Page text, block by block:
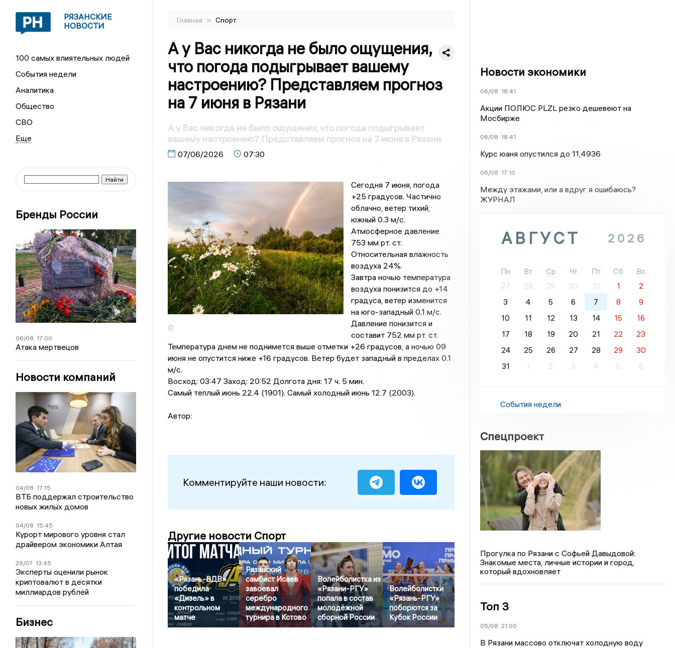
РЯЗАНСКИЕ
НОВОСТИ
100 самых влиятельных людей
События недели
Аналитика
Общество
СВО
Бренды России
06/08 17:00
Атака мертвецов
Новости компаний
04/08 17:15
ВТБ поддержал строительство
новых жилых домов
04/08 15:45
Курорт мирового уровня стал
драйвером экономики Алтая
29/07 13:45
Эксперты оценили рынок
криптовалют в десятки
миллиардов рублей
Бизнес
Главная > Спорт
А у Вас никогда не было ощущения,
что погода подыгрывает вашему
настроению? Представляем прогноз
на 7 июня в Рязани
А у Вас никогда не было ощущения, что погода подыгрывает
вашему настроению? Представляем прогноз на 7 июня в Рязани
07/06/2026 07:30
©
Сегодня 7 июня, погода
+25 градусов. Частично
облачно, ветер тихий,
южный 0.3 м/с.
Атмосферное давление
753 мм рт. ст.
Относительная влажность
воздуха 24%.
Завтра ночью температура
воздуха понизится до +14
градусa, ветер изменится
на юго-западный 0.1 м/с.
Давление понизится и
составит 752 мм рт. ст.
Температура днем не поднимется выше отметки +26 градусов, a ночью 09
июня не опустится ниже +16 градусов. Ветер будет западный в пределах 0.1
м/с.
Восход: 03:47 Заход: 20:52 Долгота дня: 17 ч. 5 мин.
Самый теплый июнь 22.4 (1901). Самый холодный июнь 12.7 (2003).
Автор:
Комментируйте наши новости:
Другие новости Спорт
«Рязань-ВДВ»
победила
«Дизель» в
контрольном
матче
Рязанский
самбист Исаев
завоевал
серебро
международного
турнира в Кстово
Волейболистка из
«Рязани-РГУ»
попала в состав
молодёжной
сборной России
Волейболистки
«Рязань-РГУ»
поборются за
Кубок России
Новости экономики
06/08 18:41
Акции ПОЛЮС PLZL резко дешевеют на
Мосбирже
06/08 18:41
Курс юаня опустился до 11,4936
06/08 17:10
Между этажами, или а вдруг я ошибаюсь?
ЖУРНАЛ
АВГУСТ 2026
Пн Вт Ср Чт Пт Сб
Вс
27
28 29 30 31 1
2
3
4 5 6 7 8
9
10
11 12 13 14 15
16
17
18 19 20 21 22
23
24
25 26 27 28 29
30
31
1 2 3 4 5 6
События недели
Спецпроект
Прогулка по Рязани с Софьей Давыдовой:
Знакомые места, личные истории и город,
который вдохновляет
Топ 3
05/08 21:00
В Рязани массово отключат холодную воду